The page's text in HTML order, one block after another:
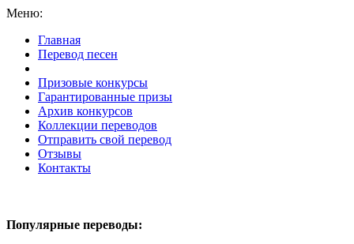
Меню:
Главная
Перевод песен
Призовые конкурсы
Гарантированные призы
Архив конкурсов
Коллекции переводов
Отправить свой перевод
Отзывы
Контакты
Популярные переводы: